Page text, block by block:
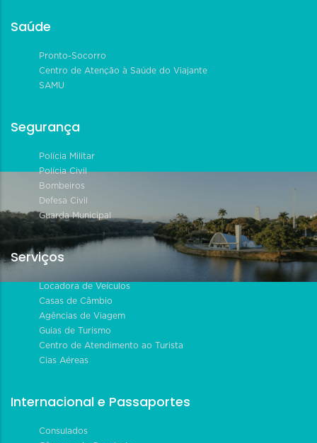
Saúde
Pronto-Socorro
Centro de Atenção à Saúde do Viajante
SAMU
Segurança
Polícia Militar
Polícia Civil
Bombeiros
Defesa Civil
Guarda Municipal
Serviços
Locadora de Veículos
Casas de Câmbio
Agências de Viagem
Guias de Turismo
Centro de Atendimento ao Turista
Cias Aéreas
Internacional e Passaportes
Consulados